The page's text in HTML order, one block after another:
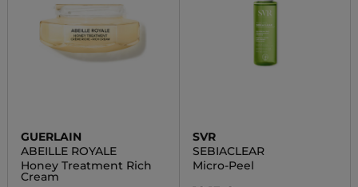
GUERLAIN
ABEILLE ROYALE
Honey Treatment Rich
Cream
SVR
SEBIACLEAR
Micro-Peel